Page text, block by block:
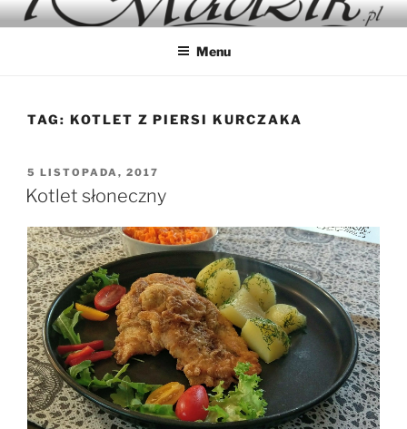
Przejdź
do
IMADZIK
Blog Kulinarny
Menu
TAG: KOTLET Z PIERSI KURCZAKA
OPUBLIKOWANE
W
5 LISTOPADA, 2017
Kotlet słoneczny